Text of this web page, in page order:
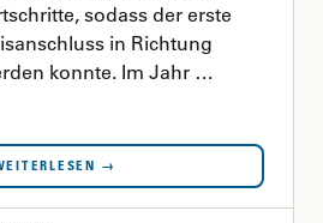
sodass der erste
in Richtung
konnte. Im Jahr …
→